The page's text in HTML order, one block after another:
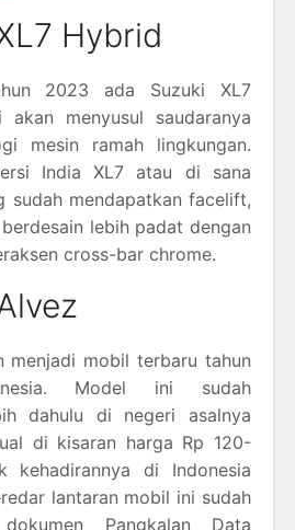
Hybrid
2023 ada Suzuki XL7
menyusul saudaranya
mesin ramah lingkungan.
India XL7 atau di sana
sudah mendapatkan facelift,
lebih padat dengan
cross-bar chrome.
menjadi mobil terbaru tahun
Model ini sudah
dahulu di negeri asalnya
di kisaran harga Rp 120-
kehadirannya di Indonesia
lantaran mobil ini sudah
Pangkalan Data